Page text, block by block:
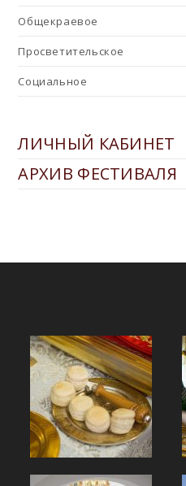
Общекраевое
Просветительское
Социальное
ЛИЧНЫЙ КАБИНЕТ
АРХИВ ФЕСТИВАЛЯ